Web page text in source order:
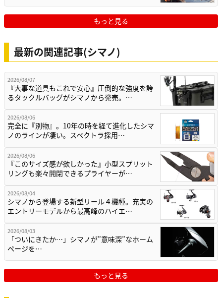
もっと見る
最新の関連記事(シマノ)
2026/08/07
『大事な道具もこれで安心』圧倒的な強度を誇
るタックルバッグがシマノから発売。…
2026/08/06
完全に『別物』。10年の時を経て進化したシマ
ノのラインが凄い。スペクトラ採用…
2026/08/06
『このサイズ感が欲しかった』小型スプリット
リングも楽々開閉できるプライヤーが…
2026/08/04
シマノから登場する新型リール４機種。充実の
エントリーモデルから最高峰のハイエ…
2026/08/03
「ついにきたか…」シマノが”意味深”なホーム
ページを…
もっと見る